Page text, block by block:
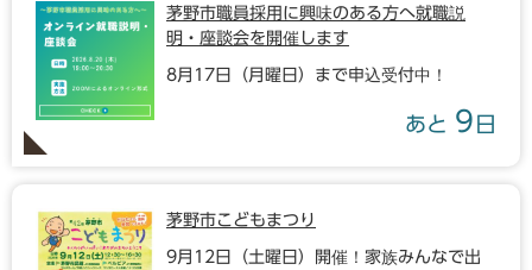
茅野市職員採用に興味のある方へ就職説
明・座談会を開催します
8月17日（月曜日）まで申込受付中！
あと 9 日
茅野市こどもまつり
9月12日（土曜日）開催！家族みんなで出